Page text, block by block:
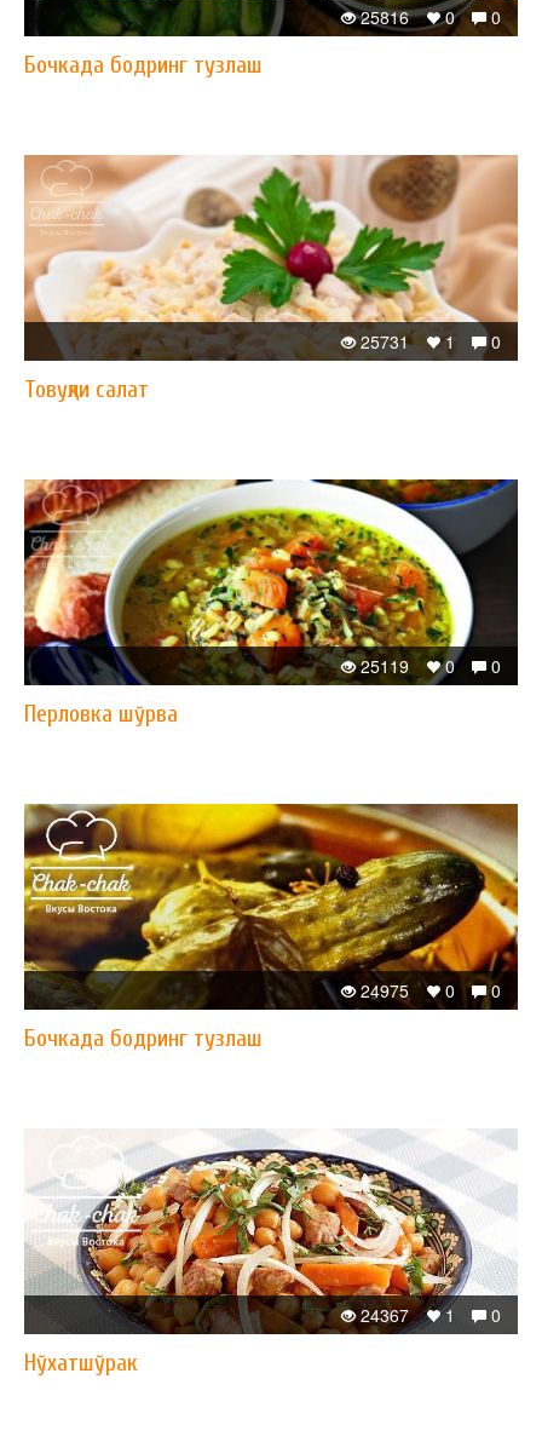
0
0
25816
Бочкада бодринг тузлаш
0
1
25731
Товуқли салат
0
0
25119
Перловка шўрва
0
0
24975
Бочкада бодринг тузлаш
0
1
24367
Нўхатшўрак